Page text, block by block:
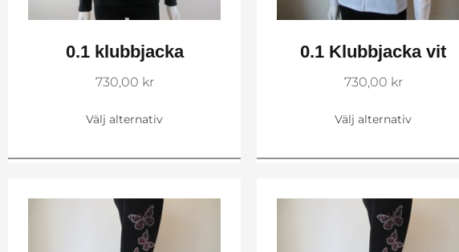
0.1 klubbjacka
730,00 kr
Välj alternativ
0.1 Klubbjacka vit
730,00 kr
Välj alternativ